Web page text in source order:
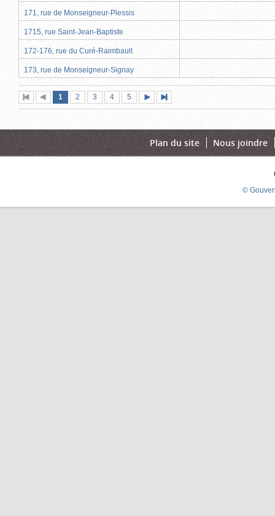
171, rue de Monseigneur-Plessis
1715, rue Saint-Jean-Baptiste
172-176, rue du Curé-Raimbault
173, rue de Monseigneur-Signay
Première
page
Page
précédente
Page
1 (page
actuelle)
Page
2 Page
3 Page
4 Page
5
suivante
page
Plan du site Nous joindre
©